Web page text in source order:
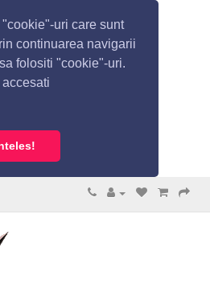
uri care sunt
continuarea navigarii
folositi "cookie"-uri.